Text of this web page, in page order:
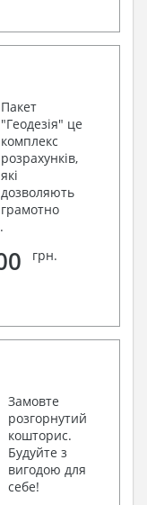
Пакет
"Геодезія" це
комплекс
розрахунків,
які
дозволяють
грамотно
грн.
Замовте
розгорнутий
кошторис.
Будуйте з
вигодою для
себе!